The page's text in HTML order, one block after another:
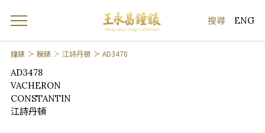
ENG
鐘錶 腕錶 江詩丹頓 AD3478
AD3478
VACHERON
CONSTANTIN
江詩丹頓